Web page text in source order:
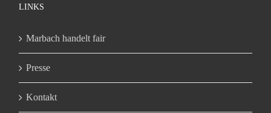
LINKS
Marbach handelt fair
Presse
Kontakt